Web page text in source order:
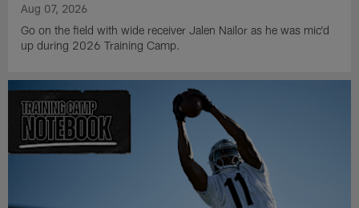
Aug 07, 2026
Go on the field with wide receiver Jalen Nailor as he was mic'd
up during 2026 Training Camp.